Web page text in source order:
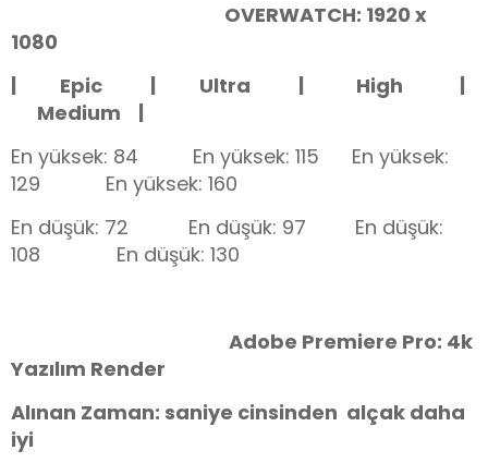
OVERWATCH: 1920 x
1080
| Epic | Ultra | High |
Medium |
En yüksek: 84 En yüksek: 115 En yüksek:
129 En yüksek: 160
En düşük: 72 En düşük: 97 En düşük:
108
En düşük: 130
Adobe Premiere Pro: 4k
Yazılım Render
Alınan Zaman: saniye cinsinden alçak daha
iyi